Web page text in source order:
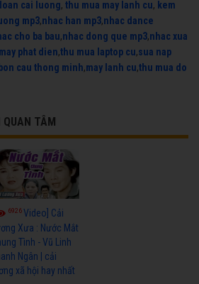
cai luong, thu mua may lanh cu, kem
mp3,nhac han mp3,nhac dance
cho ba bau,nhac dong que mp3,nhac xua
phat dien,thu mua laptop cu,sua nap
cau thong minh,may lanh cu,thu mua do
QUAN TÂM
6926Video] Cải
Xưa : Nước Mắt
Tình - Vũ Linh
Ngân | cải
xã hội hay nhất